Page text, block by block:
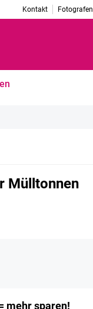
Kontakt Fotografen
Mülltonnen
mehr sparen!